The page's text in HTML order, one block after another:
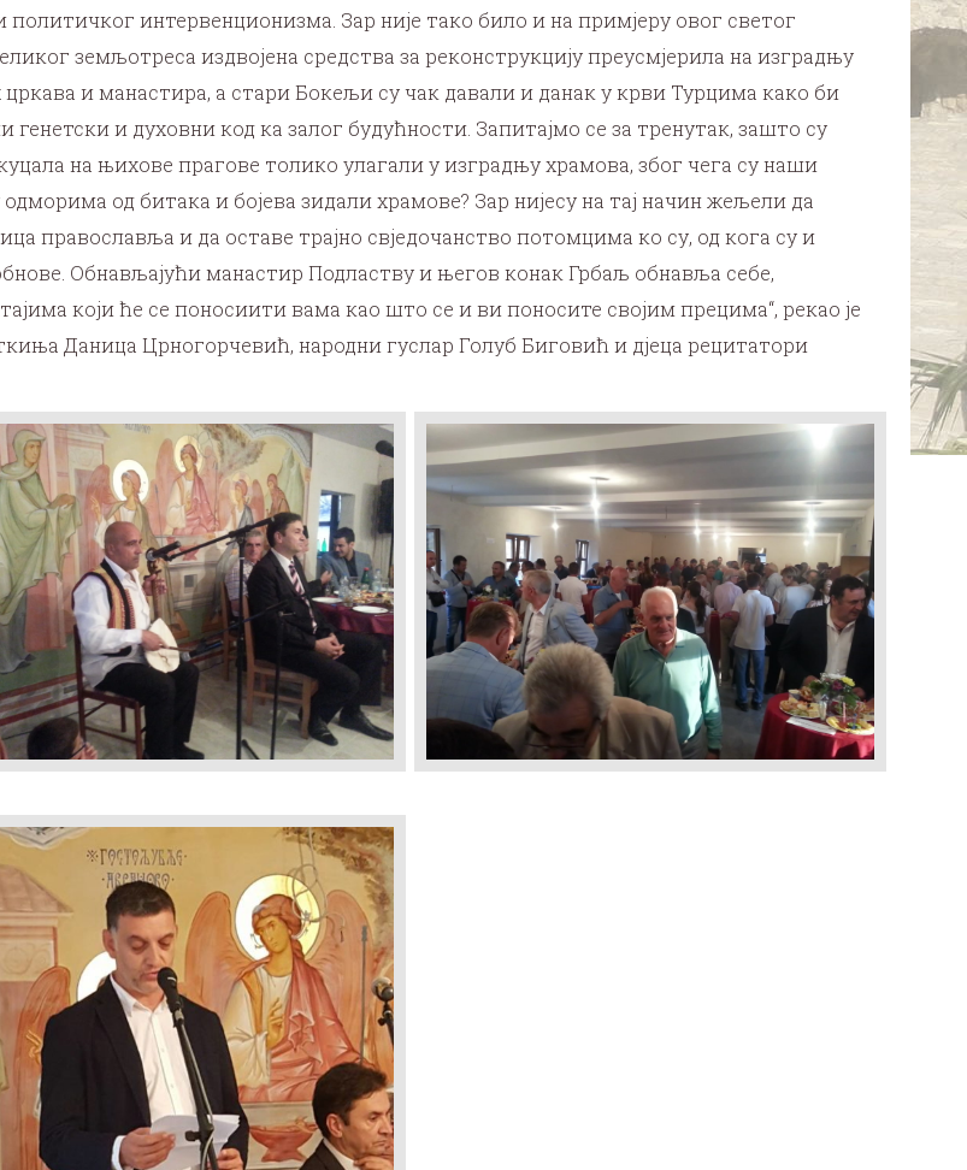
интервенционизма. Зар није тако било и на примјеру овог светог
земљотреса издвојена средства за реконструкцију преусмјерила на изградњу
и манастира, а стари Бокељи су чак давали и данак у крви Турцима како би
и духовни код ка залог будућности. Запитајмо се за тренутак, зашто су
на њихове прагове толико улагали у изградњу храмова, због чега су наши
од битака и бојева зидали храмове? Зар нијесу на тај начин жељели да
православља и да оставе трајно свједочанство потомцима ко су, од кога су и
Обнављајући манастир Подластву и његов конак Грбаљ обнавља себе,
који ће се поносиити вама као што се и ви поносите својим прецима“, рекао је
Даница Црногорчевић, народни гуслар Голуб Биговић и дјеца рецитатори